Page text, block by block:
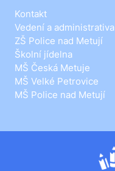
Kontakt
Vedení a administrativa
ZŠ Police nad Metují
Školní jídelna
MŠ Česká Metuje
MŠ Velké Petrovice
MŠ Police nad Metují